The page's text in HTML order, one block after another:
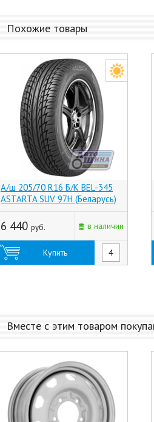
Похожие товары
А/ш 205/70 R16 Б/К BEL-345
ASTARTA SUV 97H (Беларусь)
6 440 руб. в наличии
Купить
Вместе с этим товаром